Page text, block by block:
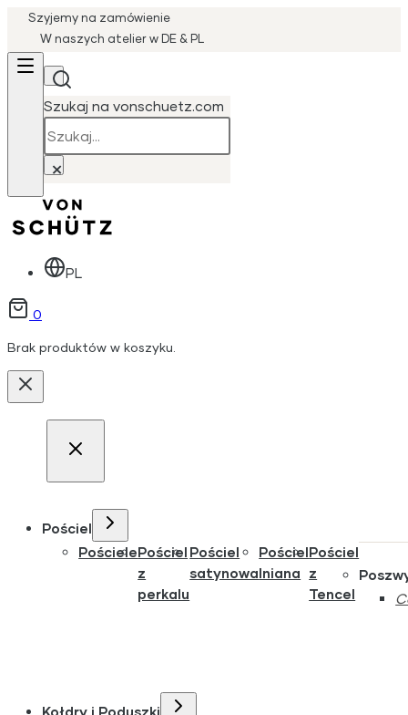
Szyjemy na zamówienie
W naszych atelier w DE & PL
Szukaj na vonschuetz.com
×
PL
0
Brak produktów w koszyku.
Pościel
PościelePościel
z
perkalu
Pościel
satynowa
Pościel
lniana
Pościel
z
Tencel
Kołdry i Poduszki